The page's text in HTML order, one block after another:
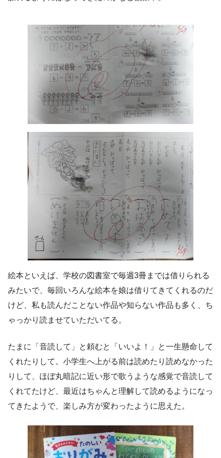
絵本といえば、学校の図書室で毎週3冊までは借りられる
みたいで、毎回いろんな絵本を娘は借りてきてくれるのだ
けど、私も読んだことない作品や知らない作品も多く、ち
ゃっかり読ませていただいてる。
たまに「音読して」と頼むと「いいよ！」と一生懸命して
くれたりして。小学生へ上がる前は読めたり読めなかった
りして、ほぼ丸暗記に近い形で歌うような感覚で音読して
くれてたけど、最近はちゃんと理解して読めるようになっ
てきたようで、楽しみ方が変わったように思えた。